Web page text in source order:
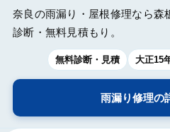
奈良の雨漏り・屋根修理なら森
診断・無料見積もり。
無料診断・見積 大正15
雨漏り修理の